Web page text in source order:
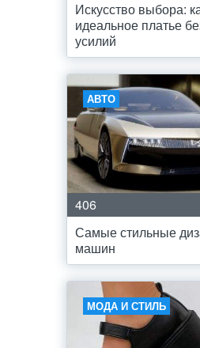
Искусство выбора:
идеальное платье
усилий
АВТО
406
Самые стильные
машин
МОДА И СТИЛЬ